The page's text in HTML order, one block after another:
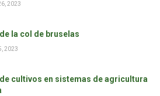
2023
la col de bruselas
2023
cultivos en sistemas de agricultura